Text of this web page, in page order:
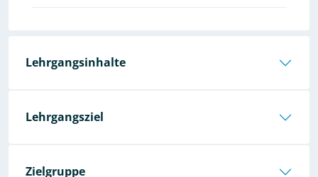
Lehrgangsinhalte
Lehrgangsziel
Zielgruppe